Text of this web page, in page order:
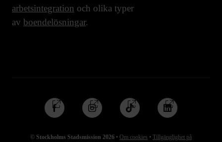
arbetsintegration och olika typer
av boendelösningar.
© Stockholms Stadsmission 2026 • Om cookies • Tillgänglighet på
Följ
oss
Facebook
Följ
oss
Instagram
Följ
oss
TikTok
Följ
oss
Linkedin